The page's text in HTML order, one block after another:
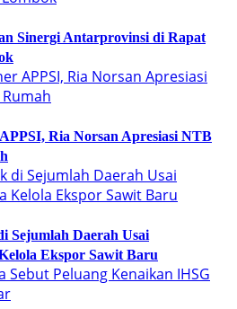
Sinergi Antarprovinsi di Rapat
Ria Norsan Apresiasi NTB
Sejumlah Daerah Usai
Ekspor Sawit Baru